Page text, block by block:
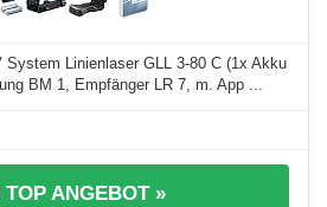
System Linienlaser GLL 3-80 C (1x Akku
BM 1, Empfänger LR 7, m. App ...
TOP ANGEBOT »